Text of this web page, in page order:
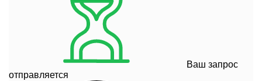
Ваш запрос
отправляется